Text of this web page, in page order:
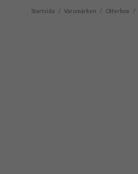
Startsida / Varumärken / Otterbox /